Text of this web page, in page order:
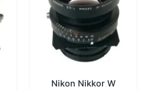
Nikon Nikkor W